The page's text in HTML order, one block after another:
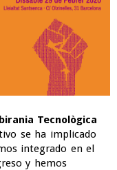
Tecnològica
se ha implicado
integrado en el
y hemos